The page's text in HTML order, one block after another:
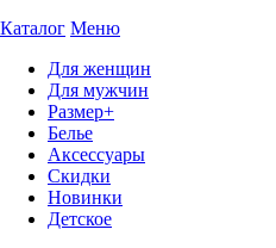
Каталог Меню
Для женщин
Для мужчин
Размер+
Белье
Аксессуары
Скидки
Новинки
Детское